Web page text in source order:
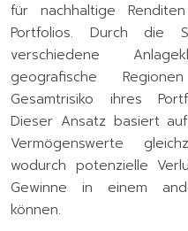
für nachhaltige
Portfolios. Durch die
verschiedene
geografische
Gesamtrisiko ihres
Dieser Ansatz basiert
Vermögenswerte
wodurch potenzielle
Gewinne in einem
können.